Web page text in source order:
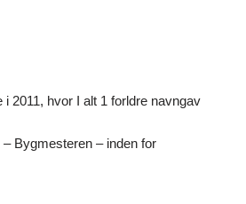
2011, hvor I alt 1 forldre navngav
Bygmesteren – inden for